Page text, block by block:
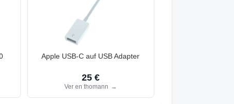
Apple USB-C auf USB Adapter
25 €
Ver en thomann →